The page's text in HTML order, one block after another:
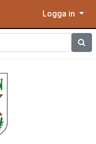
Logga in
Sök